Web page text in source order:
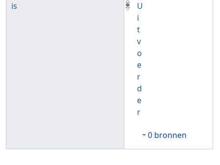
is
U
i
t
v
o
e
r
d
e
r
0 bronnen